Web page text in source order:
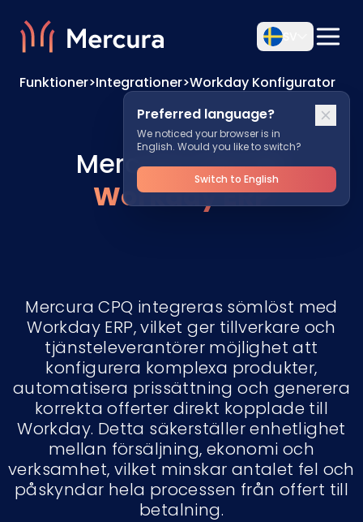
Preferred language?
We noticed your browser is in
English. Would you like to switch?
Switch to English
Funktioner>Integrationer>Workday Konfigurator
Mercura CPQ för
Workday ERP
Mercura CPQ integreras sömlöst med
Workday ERP, vilket ger tillverkare och
tjänsteleverantörer möjlighet att
konfigurera komplexa produkter,
automatisera prissättning och generera
korrekta offerter direkt kopplade till
Workday. Detta säkerställer enhetlighet
mellan försäljning, ekonomi och
verksamhet, vilket minskar antalet fel och
påskyndar hela processen från offert till
betalning.